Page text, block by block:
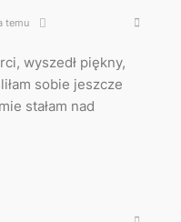
temu
wyszedł piękny,
sobie jeszcze
stałam nad